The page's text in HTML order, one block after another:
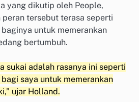
yang dikutip oleh People,
tersebut terasa seperti
untuk memerankan
bertumbuh.
sukai adalah rasanya ini seperti
saya untuk memerankan
ujar Holland.